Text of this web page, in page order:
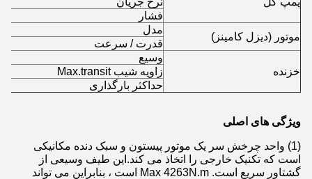
فشار
موتور (دیزل کامینز)
مدل
قدرت / سرعت
خزنده
وسیع
زاویه شیب Max.transit
حداکثر بارگذاری
ویژگی های اصلی
(1) واحد چرخش سر یک موتور پیستون و سبک دنده مکانیکی
است که تکنیک خارجی را اتخاذ می کند.این طیف وسیعی از
گشتاور سریع است. Max 4263N.m است ، بنابراین می تواند